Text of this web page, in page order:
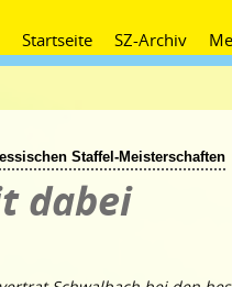
Startseite SZ-Archiv
Staffel-Meisterschaften
dabei